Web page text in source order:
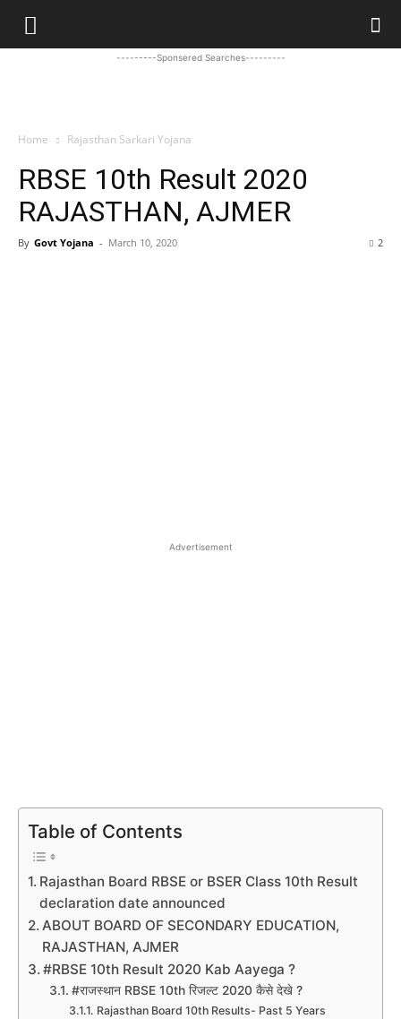
---------Sponsered Searches---------
Home Rajasthan Sarkari Yojana
RBSE 10th Result 2020
RAJASTHAN, AJMER
By Govt Yojana - March 10, 2020 2
Advertisement
Table of Contents
Rajasthan Board RBSE or BSER Class 10th Result
declaration date announced
ABOUT BOARD OF SECONDARY EDUCATION,
RAJASTHAN, AJMER
#RBSE 10th Result 2020 Kab Aayega ?
#राजस्थान RBSE 10th रिजल्ट 2020 कैसे देखे ?
Rajasthan Board 10th Results- Past 5 Years